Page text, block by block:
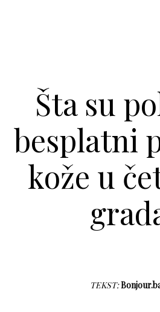
Šta su
besplatni
kože u
TEKST: